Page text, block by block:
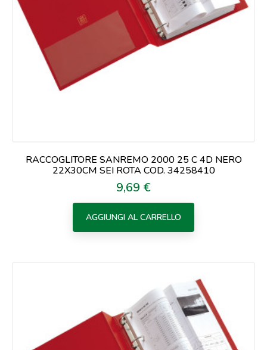
RACCOGLITORE SANREMO 2000 25 C 4D NERO
22X30CM SEI ROTA COD. 34258410
Prezzo
9,69 €
AGGIUNGI AL CARRELLO